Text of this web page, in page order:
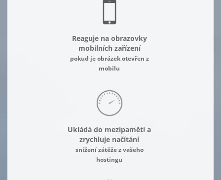
Reaguje na obrazovky
mobilních zařízení
pokud je obrázek otevřen z
mobilu
Ukládá do mezipaměti a
zrychluje načítání
snížení zátěže z vašeho
hostingu